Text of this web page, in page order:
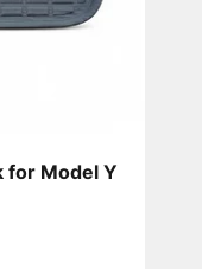
for Model Y